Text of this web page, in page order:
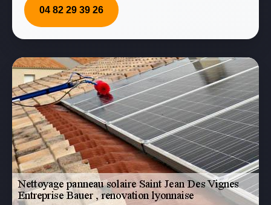
04 82 29 39 26